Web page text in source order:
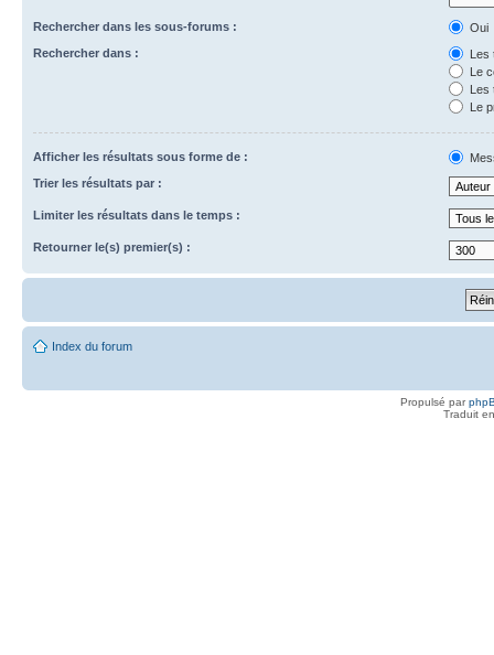
Rechercher dans les sous-forums :
Oui
Rechercher dans :
Les
Le
Les
Le
Afficher les résultats sous forme de :
Trier les résultats par :
Limiter les résultats dans le temps :
Retourner le(s) premier(s) :
Index du forum
Propulsé par
Traduit